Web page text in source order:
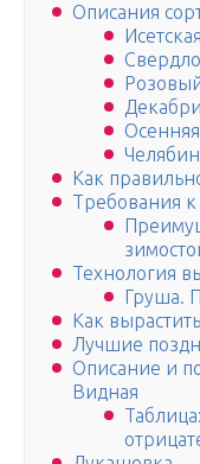
Описания
Как
Требования
Технология
Груша.
Как
Лучшие
Описание и
Видная